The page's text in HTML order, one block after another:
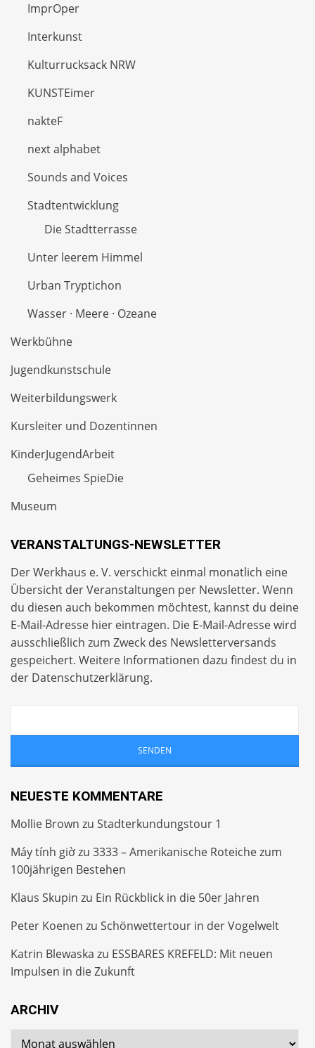
ImprOper
Interkunst
Kulturrucksack NRW
KUNSTEimer
nakteF
next alphabet
Sounds and Voices
Stadtentwicklung
Die Stadtterrasse
Unter leerem Himmel
Urban Tryptichon
Wasser · Meere · Ozeane
Werkbühne
Jugendkunstschule
Weiterbildungswerk
Kursleiter und Dozentinnen
KinderJugendArbeit
Geheimes SpieDie
Museum
VERANSTALTUNGS-NEWSLETTER
Der Werkhaus e. V. verschickt einmal monatlich eine
Übersicht der Veranstaltungen per Newsletter. Wenn
du diesen auch bekommen möchtest, kannst du deine
E-Mail-Adresse hier eintragen. Die E-Mail-Adresse wird
ausschließlich zum Zweck des Newsletterversands
gespeichert. Weitere Informationen dazu findest du in
der Datenschutzerklärung.
NEUESTE KOMMENTARE
Mollie Brown zu Stadterkundungstour 1
Máy tính giờzu 3333 – Amerikanische Roteiche zum
100jährigen Bestehen
Klaus Skupin zu Ein Rückblick in die 50er Jahren
Peter Koenen zu Schönwettertour in der Vogelwelt
Katrin Blewaska zu ESSBARES KREFELD: Mit neuen
Impulsen in die Zukunft
ARCHIV
Archiv